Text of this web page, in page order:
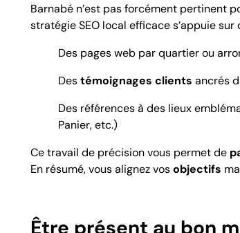
Barnabé n’est pas forcément pertinent
stratégie SEO local efficace s’appuie
Des pages web par quartier ou
Destémoignages clients ancrés
Des références à des lieux
Panier, etc.)
Ce travail de précision vous permet de
En résumé, vous alignez vosobjectifs
Être présent au bon